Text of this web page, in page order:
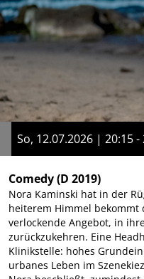
So, 12.07.2026 | 20:15 -
Comedy(D 2019)
Nora Kaminski hat in der
heiterem Himmel
verlockende Angebot, in
zurückzukehren. Eine
Klinikstelle: hohes
urbanes Leben im